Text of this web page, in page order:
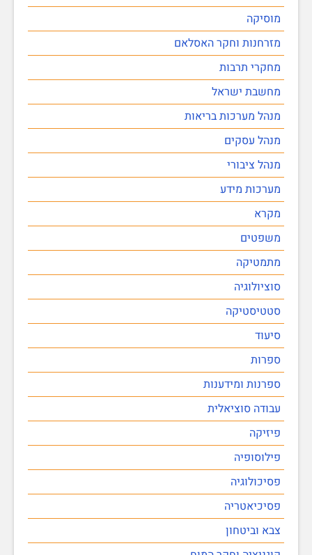
מוסיקה
מזרחנות וחקר האסלאם
מחקרי תרבות
מחשבת ישראל
מנהל מערכות בריאות
מנהל עסקים
מנהל ציבורי
מערכות מידע
מקרא
משפטים
מתמטיקה
סוציולוגיה
סטטיסטיקה
סיעוד
ספרות
ספרנות ומידענות
עבודה סוציאלית
פיזיקה
פילוסופיה
פסיכולוגיה
פסיכיאטריה
צבא וביטחון